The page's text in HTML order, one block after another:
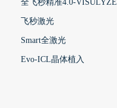
全飞秒精准4.0-VISULYZE
飞秒激光
Smart全激光
Evo-ICL晶体植入